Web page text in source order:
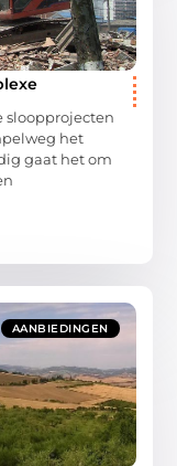
sloopprojecten
het
gaat het om
AANBIEDINGEN